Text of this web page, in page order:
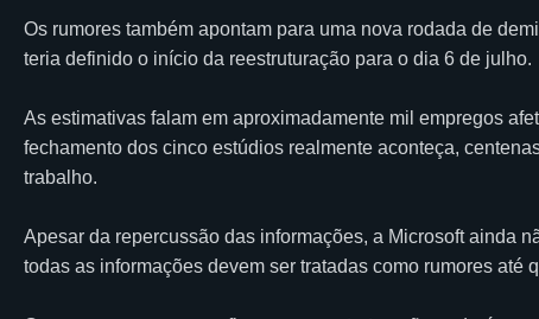
Os rumores também apontam para uma nova rodada de
teria definido o início da reestruturação para o dia 6 de julho.
As estimativas falam em aproximadamente mil empregos
fechamento dos cinco estúdios realmente aconteça,
trabalho.
Apesar da repercussão das informações, a Microsoft ainda
todas as informações devem ser tratadas como rumores até